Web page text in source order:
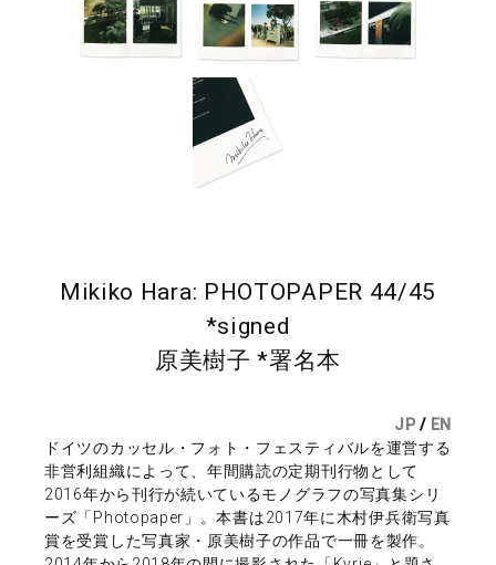
Mikiko Hara: PHOTOPAPER 44/45
*signed
原美樹子 *署名本
JP / EN
ドイツのカッセル・フォト・フェスティバルを運営する
非営利組織によって、年間購読の定期刊行物として
2016年から刊行が続いているモノグラフの写真集シリ
ーズ「Photopaper」。本書は2017年に木村伊兵衛写真
賞を受賞した写真家・原美樹子の作品で一冊を製作。